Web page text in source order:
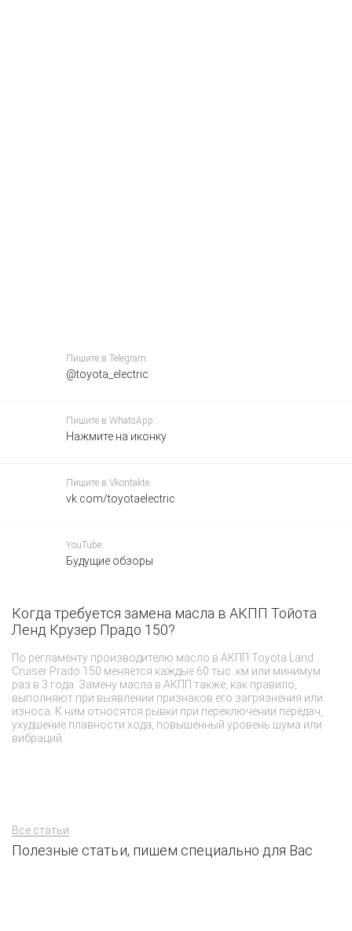
Пишите в Telegram:
@toyota_electric
Пишите в WhatsApp:
Нажмите на иконку
Пишите в Vkontakte:
vk.com/toyotaelectric
YouTube:
Будущие обзоры
Когда требуется замена масла в АКПП Тойота
Ленд Крузер Прадо 150?
По регламенту производителю масло в АКПП Toyota Land
Cruiser Prado 150 меняется каждые 60 тыс. км или минимум
раз в 3 года. Замену масла в АКПП также, как правило,
выполняют при выявлении признаков его загрязнения или
износа. К ним относятся рывки при переключении передач,
ухудшение плавности хода, повышенный уровень шума или
вибраций.
Все статьи
Полезные статьи, пишем специально для Вас